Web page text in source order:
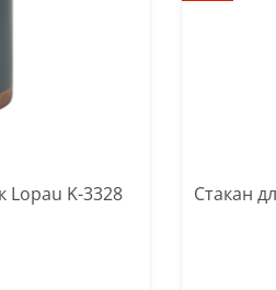
Lopau K-3328 Стакан